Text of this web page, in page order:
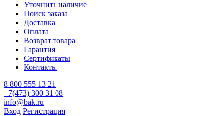
Уточнить наличие
Поиск заказа
Доставка
Оплата
Возврат товара
Гарантия
Сертификаты
Контакты
8 800 555 13 21
+7(473) 300 31 08
info@bak.ru
Вход Регистрация